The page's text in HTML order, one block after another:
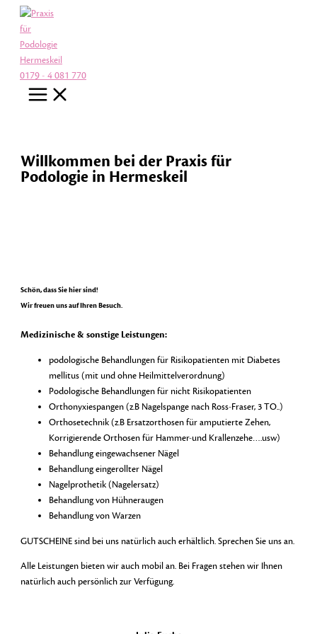
Zum
Inhalt
springen
0179 - 4 081 770
Willkommen bei der Praxis für
Podologie in Hermeskeil
Schön, dass Sie hier sind!
Wir freuen uns auf Ihren Besuch.
Medizinische & sonstige Leistungen:
podologische Behandlungen für Risikopatienten mit Diabetes
mellitus (mit und ohne Heilmittelverordnung)
Podologische Behandlungen für nicht Risikopatienten
Orthonyxiespangen (z.B Nagelspange nach Ross-Fraser, 3 TO..)
Orthosetechnik (z.B Ersatzorthosen für amputierte Zehen,
Korrigierende Orthosen für Hammer-und Krallenzehe….usw)
Behandlung eingewachsener Nägel
Behandlung eingerollter Nägel
Nagelprothetik (Nagelersatz)
Behandlung von Hühneraugen
Behandlung von Warzen
GUTSCHEINE sind bei uns natürlich auch erhältlich. Sprechen Sie uns an.
Alle Leistungen bieten wir auch mobil an. Bei Fragen stehen wir Ihnen
natürlich auch persönlich zur Verfügung.